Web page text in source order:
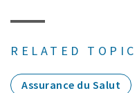
RELATED
Assurance du Salut